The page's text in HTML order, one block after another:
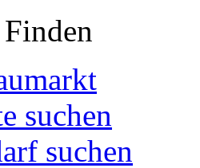
suchen
suchen